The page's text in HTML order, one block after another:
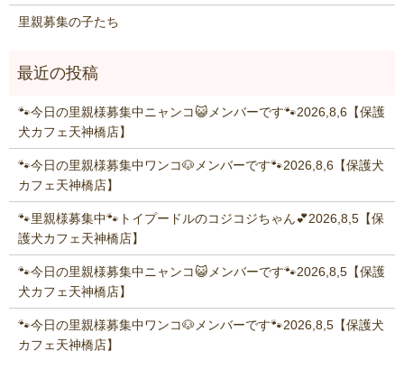
里親募集の子たち
🐾今日の里親様募集中ニャンコ😺メンバーです🐾2026,8,6【保護
犬カフェ天神橋店】
🐾今日の里親様募集中ワンコ🐶メンバーです🐾2026,8,6【保護犬
カフェ天神橋店】
🐾里親様募集中🐾トイプードルのコジコジちゃん💕2026,8,5【保
護犬カフェ天神橋店】
🐾今日の里親様募集中ニャンコ😺メンバーです🐾2026,8,5【保護
犬カフェ天神橋店】
🐾今日の里親様募集中ワンコ🐶メンバーです🐾2026,8,5【保護犬
カフェ天神橋店】